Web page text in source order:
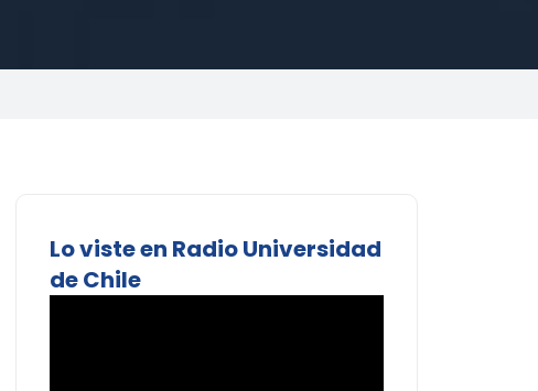
Lo viste en Radio Universidad
de Chile